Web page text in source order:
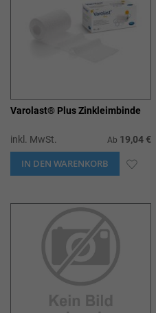
Varolast® Plus Zinkleimbinde
inkl. MwSt. Ab 19,04 €
IN DEN WARENKORB ZUR